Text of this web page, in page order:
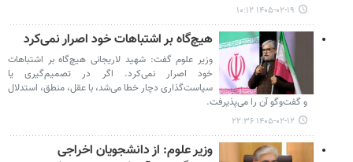
۱۴۰۵-۰۲-۱۹ ۱۰:۱۲
هیچ‌گاه بر اشتباهات خود اصرار نمی‌کرد
وزیر علوم گفت: شهید لاریجانی هیچ‌گاه بر اشتباهات
خود اصرار نمی‌کرد. اگر در تصمیم‌گیری یا
سیاست‌گذاری دچار خطا می‌شد، با عقل، منطق، استدلال
و گفت‌وگو آن را می‌پذیرفت.
۱۴۰۵-۰۲-۱۲ ۲۲:۳۶
وزیر علوم: از دانشجویان اخراجی